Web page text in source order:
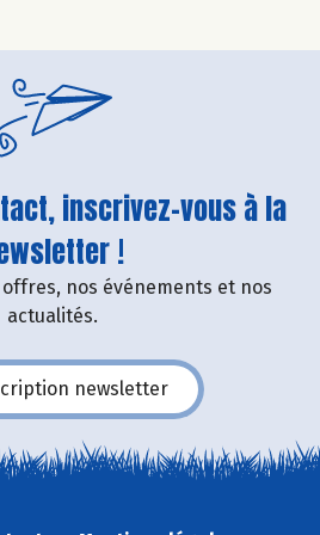
inscrivez-vous à la
!
nos événements et nos
actualités.
newsletter